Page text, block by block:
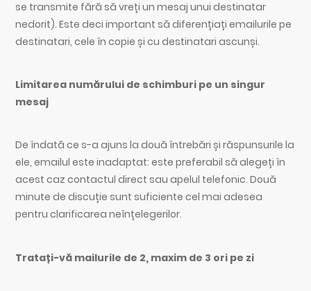
se transmite fără să vreți un mesaj unui destinatar
nedorit). Este deci important să diferențiați emailurile pe
destinatari, cele în copie și cu destinatari ascunși.
Limitarea numărului de schimburi pe un singur
mesaj
De îndată ce s-a ajuns la două întrebări și răspunsurile la
ele, emailul este inadaptat: este preferabil să alegeți în
acest caz contactul direct sau apelul telefonic. Două
minute de discuție sunt suficiente cel mai adesea
pentru clarificarea neînțelegerilor.
Tratați-vă mailurile de 2, maxim de 3 ori pe zi